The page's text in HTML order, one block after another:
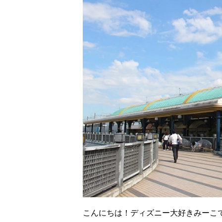
こんにちは！ディズニー大好きみーこ